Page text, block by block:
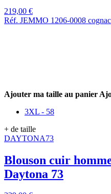
219,00 €
Réf. JEMMO 1206-0008 cognac
Ajouter ma taille au panier
3XL - 58
+ de taille
DAYTONA73
Blouson cuir
Daytona 73